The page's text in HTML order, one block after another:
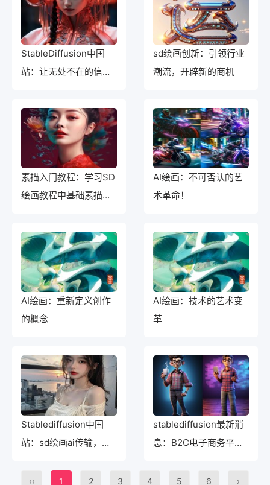
StableDiffusion中国
站：让无处不在的信息
sd绘画创新：引领行业
潮流，开辟新的商机
素描入门教程：学习SD
绘画教程中基础素描的
AI绘画：不可否认的艺
术革命！
AI绘画：重新定义创作
的概念
AI绘画：技术的艺术变
革
Stablediffusion中国
站：sd绘画ai传输，让
stablediffusion最新消
息：B2C电子商务平台
‹‹ 1 2 3 4 5 6 ›